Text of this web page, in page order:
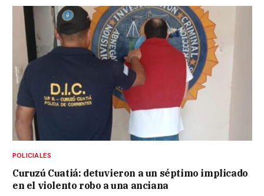
POLICIALES
Curuzú Cuatiá: detuvieron a un séptimo implicado
en el violento robo a una anciana